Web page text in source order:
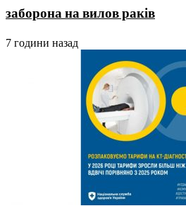
заборона на вилов раків
7 години назад